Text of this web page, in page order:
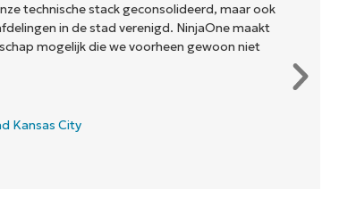
technische stack geconsolideerd, maar ook
in de stad verenigd. NinjaOne maakt
mogelijk die we voorheen gewoon niet
Kansas City